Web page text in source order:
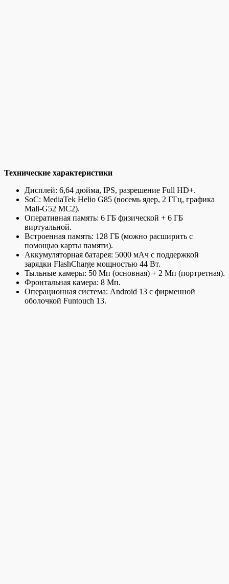
Технические характеристики
Дисплей: 6,64 дюйма, IPS, разрешение Full HD+.
SoC: MediaTek Helio G85 (восемь ядер, 2 ГГц, графика
Mali-G52 MC2).
Оперативная память: 6 ГБ физической + 6 ГБ
виртуальной.
Встроенная память: 128 ГБ (можно расширить с
помощью карты памяти).
Аккумуляторная батарея: 5000 мАч с поддержкой
зарядки FlashCharge мощностью 44 Вт.
Тыльные камеры: 50 Мп (основная) + 2 Мп (портретная).
Фронтальная камера: 8 Мп.
Операционная система: Android 13 с фирменной
оболочкой Funtouch 13.